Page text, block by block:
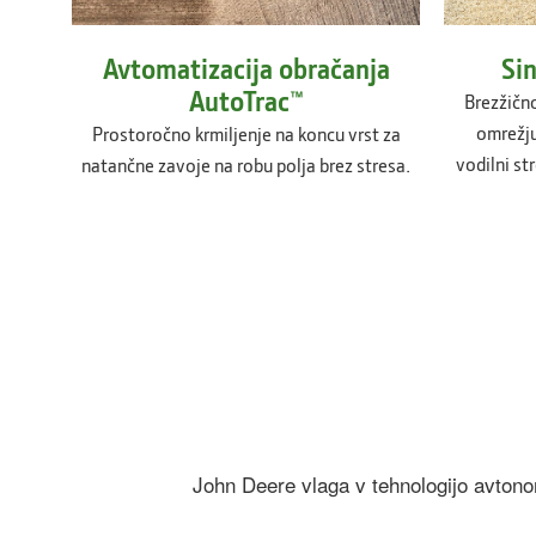
Avtomatizacija obračanja
AutoTrac™
Prostoročno krmiljenje na koncu vrst za
natančne zavoje na robu polja brez stresa.
vodilni
John Deere vlaga v tehnologijo